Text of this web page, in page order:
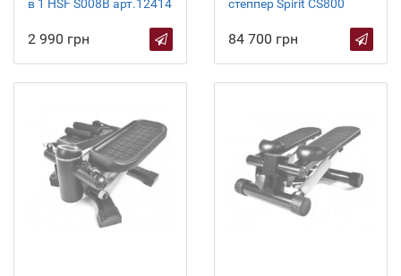
в 1 HSF S008B арт.12414
2 990 грн
степпер Spirit CS800
84 700 грн